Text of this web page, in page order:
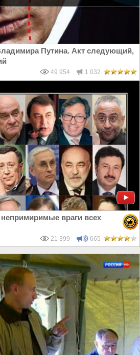
Путина. Акт следующий,
49 954 1 032
враги всех
21 399 665